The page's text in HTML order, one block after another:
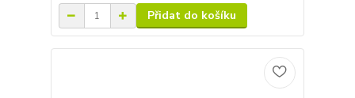
Přidat do košíku